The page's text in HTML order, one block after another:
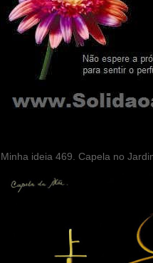
Minha ideia 469. Capela no